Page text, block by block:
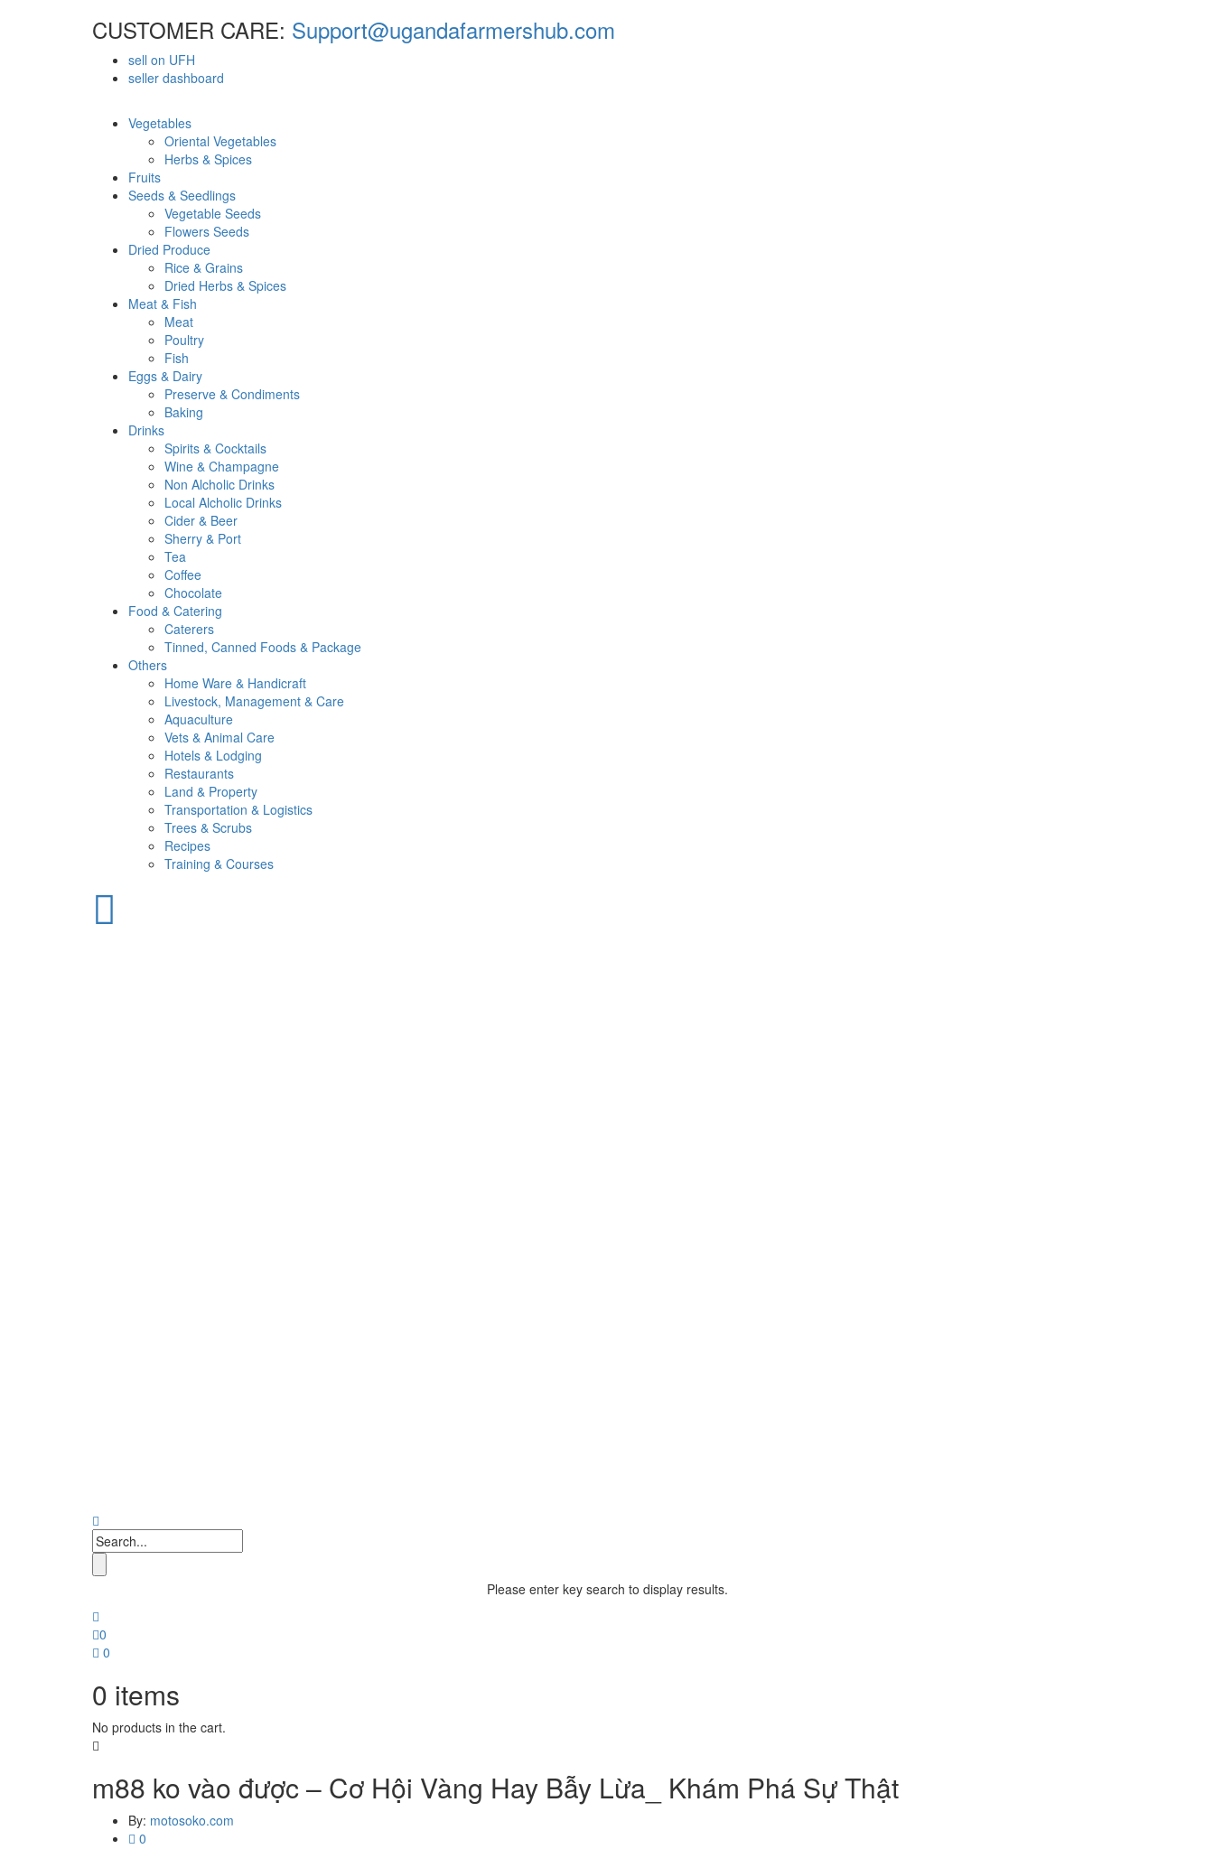
CUSTOMER CARE: Support@ugandafarmershub.com
sell on UFH
seller dashboard
Vegetables
Oriental Vegetables
Herbs & Spices
Fruits
Seeds & Seedlings
Vegetable Seeds
Flowers Seeds
Dried Produce
Rice & Grains
Dried Herbs & Spices
Meat & Fish
Meat
Poultry
Fish
Eggs & Dairy
Preserve & Condiments
Baking
Drinks
Spirits & Cocktails
Wine & Champagne
Non Alcholic Drinks
Local Alcholic Drinks
Cider & Beer
Sherry & Port
Tea
Coffee
Chocolate
Food & Catering
Caterers
Tinned, Canned Foods & Package
Others
Home Ware & Handicraft
Livestock, Management & Care
Aquaculture
Vets & Animal Care
Hotels & Lodging
Restaurants
Land & Property
Transportation & Logistics
Trees & Scrubs
Recipes
Training & Courses
Please enter key search to display results.
0
0
0 items
No products in the cart.
m88 ko vào được – Cơ Hội Vàng Hay Bẫy Lừa_ Khám Phá Sự Thật
By: motosoko.com
0